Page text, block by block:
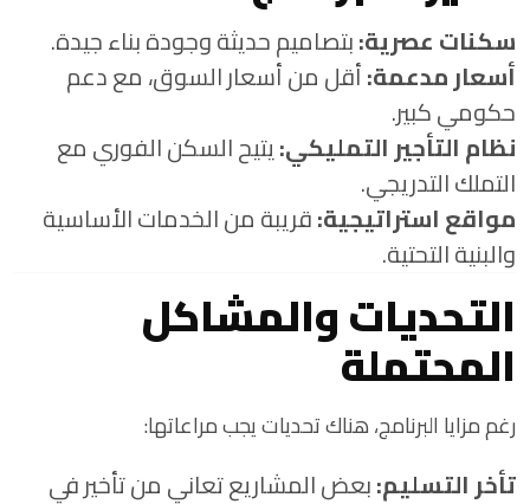
سكنات عصرية:بتصاميم حديثة وجودة بناء جيدة.
أسعار مدعمة:أقل من أسعار السوق، مع دعم
حكومي كبير.
نظام التأجير التمليكي:يتيح السكن الفوري مع
التملك التدريجي.
مواقع استراتيجية:قريبة من الخدمات الأساسية
والبنية التحتية.
التحديات والمشاكل
المحتملة
رغم مزايا البرنامج، هناك تحديات يجب مراعاتها:
تأخر التسليم:بعض المشاريع تعاني من تأخير في